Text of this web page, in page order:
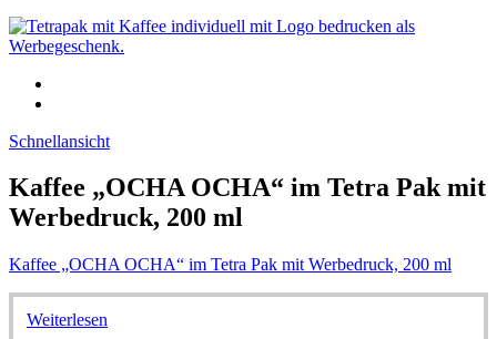
Schnellansicht
Kaffee „OCHA OCHA“ im Tetra Pak mit
Werbedruck, 200 ml
Kaffee „OCHA OCHA“ im Tetra Pak mit Werbedruck, 200 ml
Weiterlesen